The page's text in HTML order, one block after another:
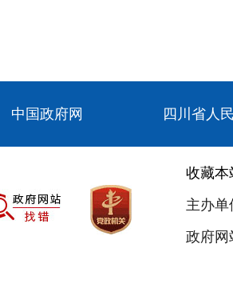
中国政府网 四川省人
收藏本
主办
政府网